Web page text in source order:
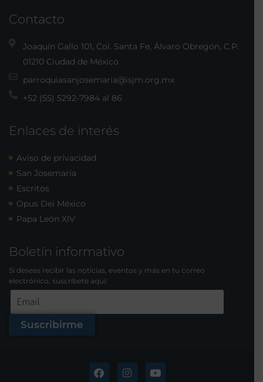
Contacto
Joaquín Gallo 101, Col. Santa Fe, Álvaro Obregón, C.P.
01210 Ciudad de México
parroquiasanjosemaria@isjm.org.mx
+52 (55) 5292-7984 al 86
Enlaces de interés
Aviso de privacidad
San Josemaría
Escritos
Opus Dei México
Papa León XIV
Boletín informativo
Si deseas recibir las noticias, eventos y más en tu correo
electrónico, suscríbete aquí:
Suscribirme